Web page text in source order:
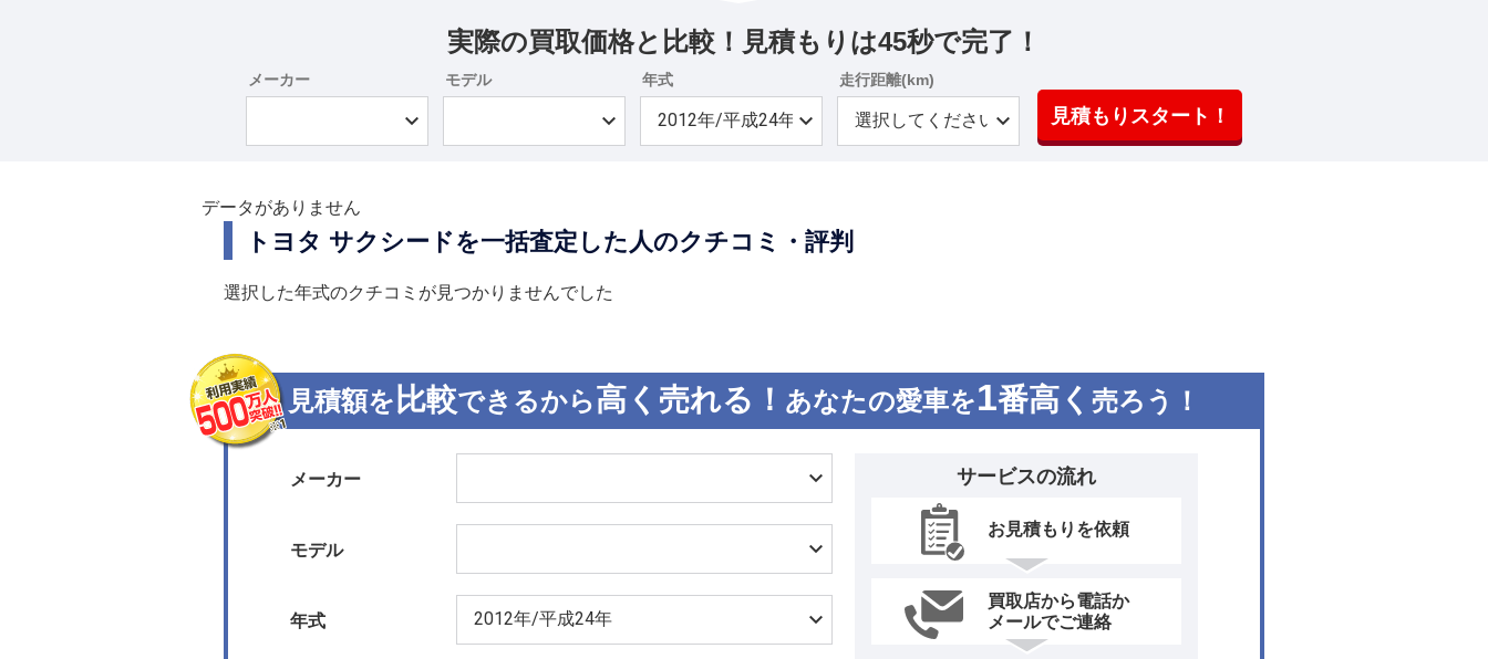
実際の買取価格と比較！見積もりは45秒で完了！
メーカー モデル 年式 走行距離(km)
見積もりスタート！
データがありません
トヨタ サクシードを一括査定した人のクチコミ・評判
選択した年式のクチコミが見つかりませんでした
見積額を 比較できるから高く売れる！ あなたの愛車を1番高く 売ろう！
メーカー
モデル
年式
サービスの流れ
お見積もりを依頼
買取店から電話か
メールでご連絡